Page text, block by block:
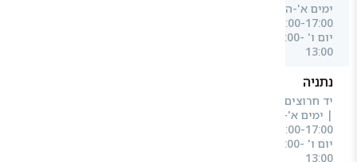
ימים א'-ה'
08:00-17:00
יום ו' 08:00-
13:00
נתניה
| ימים א'-ה'
08:00-17:00
יום ו' 07:00-
13:00